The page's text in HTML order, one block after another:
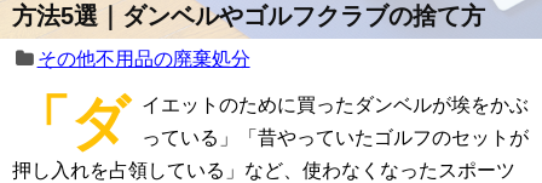
方法5選｜ダンベルやゴルフクラブの捨て方
その他不用品の廃棄処分
「ダ
イエットのために買ったダンベルが埃をかぶ
っている」「昔やっていたゴルフのセットが
押し入れを占領している」など、使わなくなったスポーツ